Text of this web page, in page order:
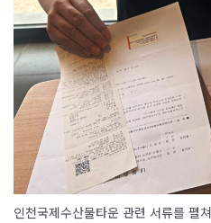
인천국제수산물타운 관련 서류를 펼